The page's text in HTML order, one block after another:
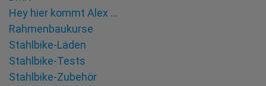
Hey hier kommt Alex …
Rahmenbaukurse
Stahlbike-Läden
Stahlbike-Tests
Stahlbike-Zubehör